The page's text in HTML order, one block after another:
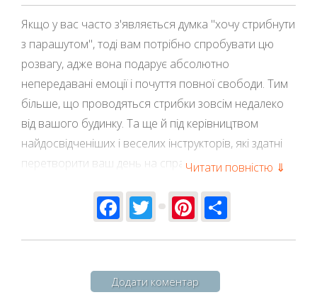
Якщо у вас часто з'являється думка "хочу стрибнути
з парашутом", тоді вам потрібно спробувати цю
розвагу, адже вона подарує абсолютно
непередавані емоції і почуття повної свободи. Тим
більше, що проводяться стрибки зовсім недалеко
від вашого будинку. Та ще й під керівництвом
найдосвідченіших і веселих інструкторів, які здатні
перетворити ваш день на справжню казку.
Де можна стрибнути з парашутом
в Чернiговi
відпочинку саме з командою компанії «Ulet.pro»?
Читати повністю ⇓
Facebook
TwitterPinterest
Додати коментар